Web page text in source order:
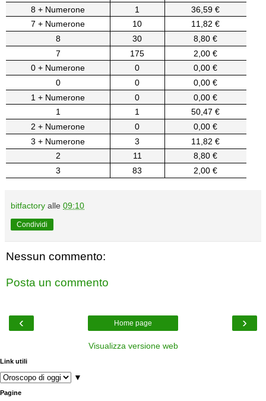
8 + Numerone
1
36,59 €
7 + Numerone
10
11,82 €
8
30
8,80 €
7
175
2,00 €
0 + Numerone
0
0,00 €
0
0
0,00 €
1 + Numerone
0
0,00 €
1
1
50,47 €
2 + Numerone
0
0,00 €
3 + Numerone
3
11,82 €
2
11
8,80 €
3
83 2,00 €
bitfactory alle 09:10
Condividi
Nessun commento:
Posta un commento
‹ ›
Home page
Visualizza versione web
Link utili
▼
Pagine